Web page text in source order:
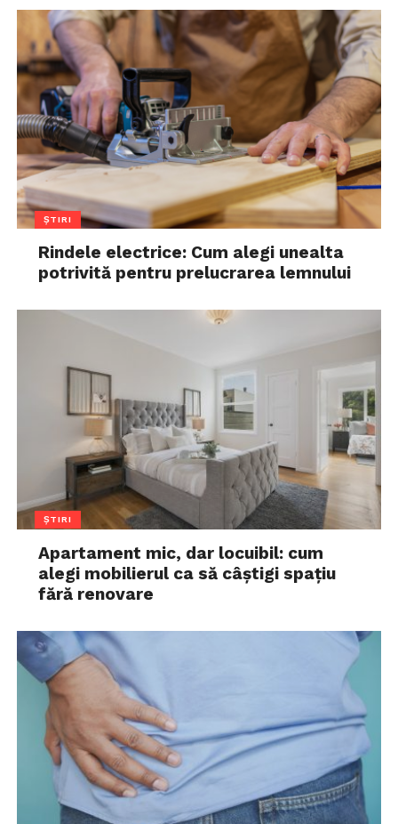
ȘTIRI
Rindele electrice: Cum alegi unealta
potrivită pentru prelucrarea lemnului
ȘTIRI
Apartament mic, dar locuibil: cum
alegi mobilierul ca să câștigi spațiu
fără renovare